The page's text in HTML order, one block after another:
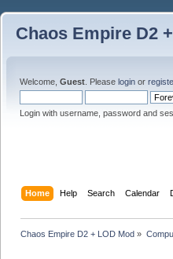
Chaos Empire D2
Welcome, Guest . Please login or
Login with username, password and
Home Help Search Calendar
Chaos Empire D2 + LOD Mod »